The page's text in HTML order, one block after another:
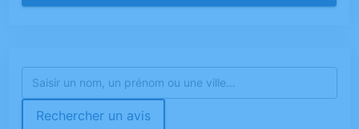
Rechercher un avis